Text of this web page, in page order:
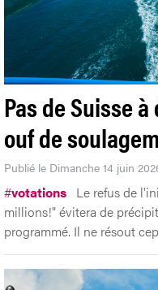
Pas de Suisse
ouf de
Publié le Dimanche 14 juin
#votations Le refus de
millions!" évitera de
programmé. Il ne résout